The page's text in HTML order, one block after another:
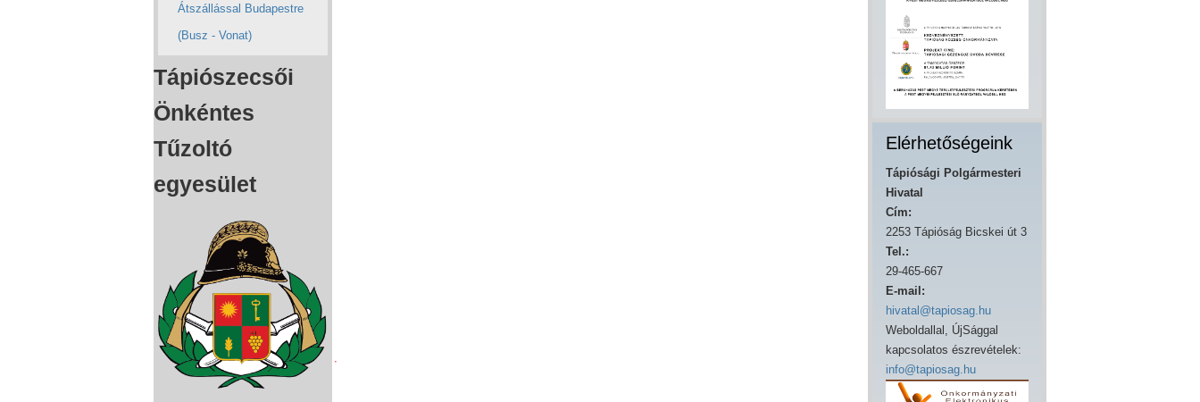
Átszállással Budapestre
(Busz - Vonat)
Tápiószecsői
Önkéntes
Tűzoltó
egyesület
Elérhetőségeink
Tápiósági Polgármesteri
Hivatal
Cím:
2253 Tápióság Bicskei út 3
Tel.:
29-465-667
E-mail:
hivatal@tapiosag.hu
Weboldallal, ÚjSággal
kapcsolatos észrevételek:
info@tapiosag.hu